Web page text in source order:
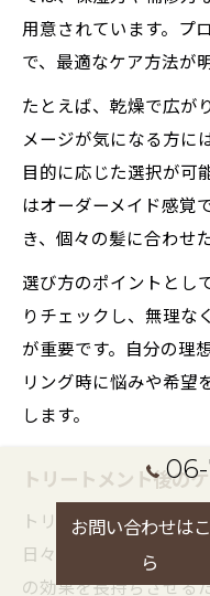
用意されています。プ
で、最適なケア方法が
たとえば、乾燥で広が
メージが気になる方に
目的に応じた選択が可
はオーダーメイド感覚
き、個々の髪に合わせ
選び方のポイントとし
りチェックし、無理な
が重要です。自分の理
リング時に悩みや希望
します。
トリートメント後の
トリートメント施術後
日々のホームケアが欠
の効果を長持ちさせる
お問い合わせは
ら